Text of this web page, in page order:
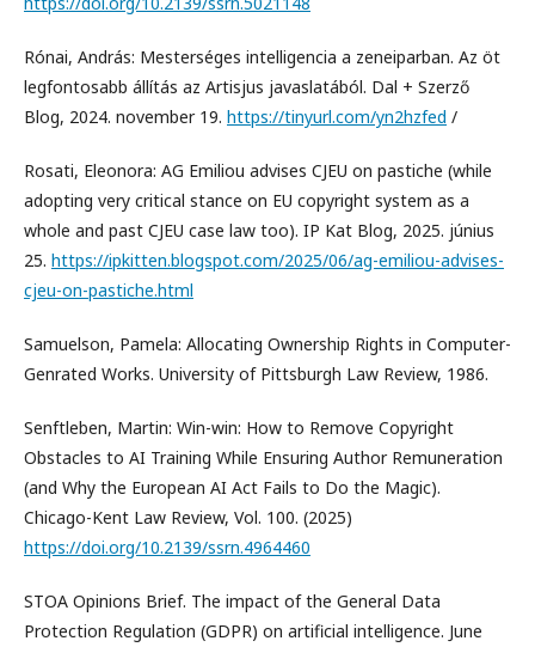
Rónai, András: Mesterséges intelligencia a zeneiparban. Az öt
legfontosabb állítás az Artisjus javaslatából. Dal + Szerző
Blog, 2024. november 19. https://tinyurl.com/yn2hzfed /
Rosati, Eleonora: AG Emiliou advises CJEU on pastiche (while
adopting very critical stance on EU copyright system as a
whole and past CJEU case law too). IP Kat Blog, 2025. június
25. https://ipkitten.blogspot.com/2025/06/ag-emiliou-advises-
cjeu-on-pastiche.html
Samuelson, Pamela: Allocating Ownership Rights in Computer-
Genrated Works. University of Pittsburgh Law Review, 1986.
Senftleben, Martin: Win-win: How to Remove Copyright
Obstacles to AI Training While Ensuring Author Remuneration
(and Why the European AI Act Fails to Do the Magic).
Chicago-Kent Law Review, Vol. 100. (2025)
https://doi.org/10.2139/ssrn.4964460
STOA Opinions Brief. The impact of the General Data
Protection Regulation (GDPR) on artificial intelligence. June